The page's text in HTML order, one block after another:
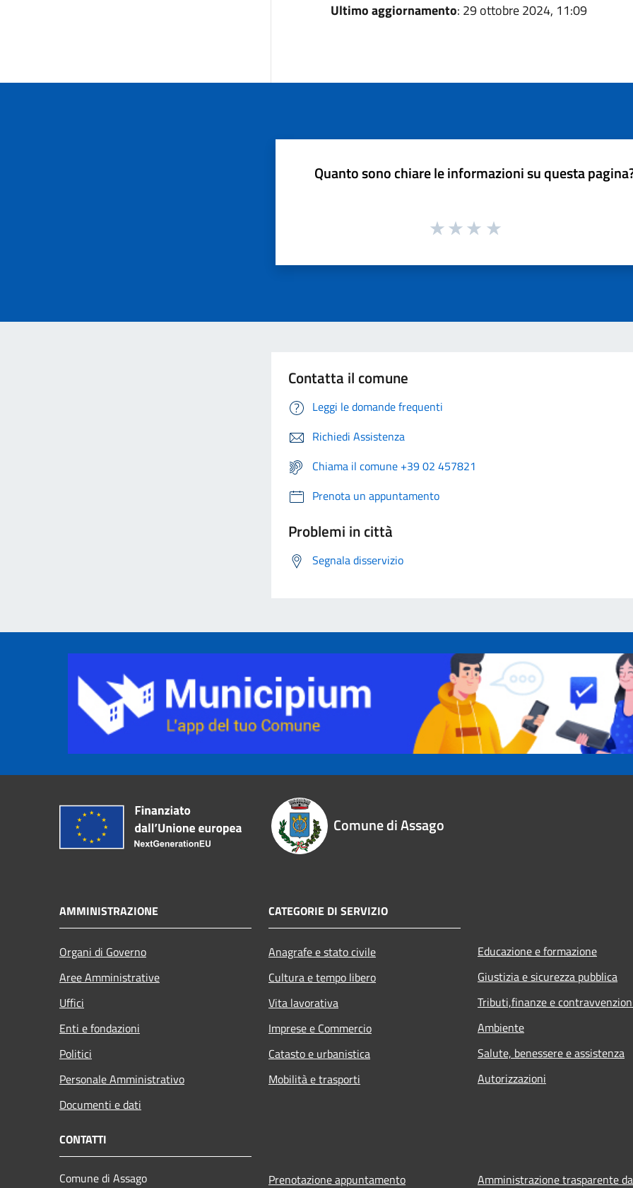
Ultimo aggiornamento: 29 ottobre 2024, 11:09
Quanto sono chiare le informazioni su questa
Contatta il comune
Leggi le domande frequenti
Richiedi Assistenza
Chiama il comune +39 02 457821
Prenota un appuntamento
Problemi in città
Segnala disservizio
Comune di Assago
AMMINISTRAZIONE
Organi di Governo
Aree Amministrative
Uffici
Enti e fondazioni
Politici
Personale Amministrativo
Documenti e dati
CATEGORIE DI SERVIZIO
Anagrafe e stato civile
Cultura e tempo libero
Vita lavorativa
Imprese e Commercio
Catasto e urbanistica
Mobilità e trasporti
Educazione e formazione
Giustizia e sicurezza pubblica
Tributi,finanze e
Ambiente
Salute, benessere e assistenza
Autorizzazioni
CONTATTI
Comune di Assago Prenotazione appuntamento Amministrazione trasparente